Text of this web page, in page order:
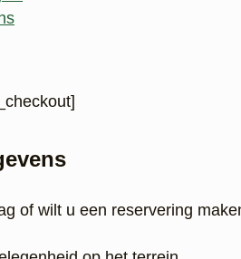
of wilt u een reservering